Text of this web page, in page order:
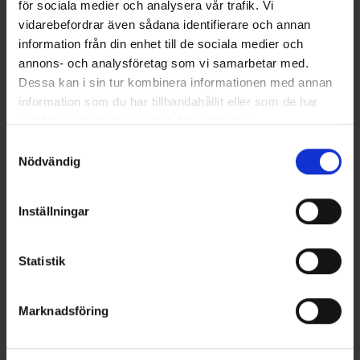
för sociala medier och analysera vår trafik. Vi
vidarebefordrar även sådana identifierare och annan
information från din enhet till de sociala medier och
annons- och analysföretag som vi samarbetar med.
Dessa kan i sin tur kombinera informationen med annan
information som du har tillhandahållit eller som de har
samlat in när du har använt deras tjänster.
Nödvändig
Inställningar
Statistik
Marknadsföring
89 kr
Mieko Smolt 13gr - Red Star